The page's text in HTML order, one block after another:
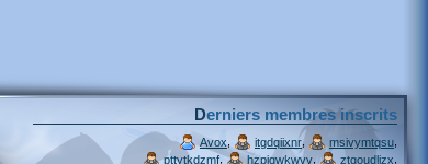
Derniers membres inscrits
Avox itgdqiixnr, msivymtqsu
pttytkdzmf, hzpjqwkwvv ztgoudljzx